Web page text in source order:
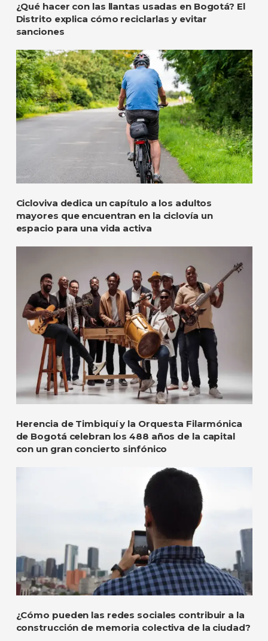
¿Qué hacer con las llantas usadas en Bogotá? El
Distrito explica cómo reciclarlas y evitar
sanciones
Cicloviva dedica un capítulo a los adultos
mayores que encuentran en la ciclovía un
espacio para una vida activa
Herencia de Timbiquí y la Orquesta Filarmónica
de Bogotá celebran los 488 años de la capital
con un gran concierto sinfónico
¿Cómo pueden las redes sociales contribuir a la
construcción de memoria colectiva de la ciudad?